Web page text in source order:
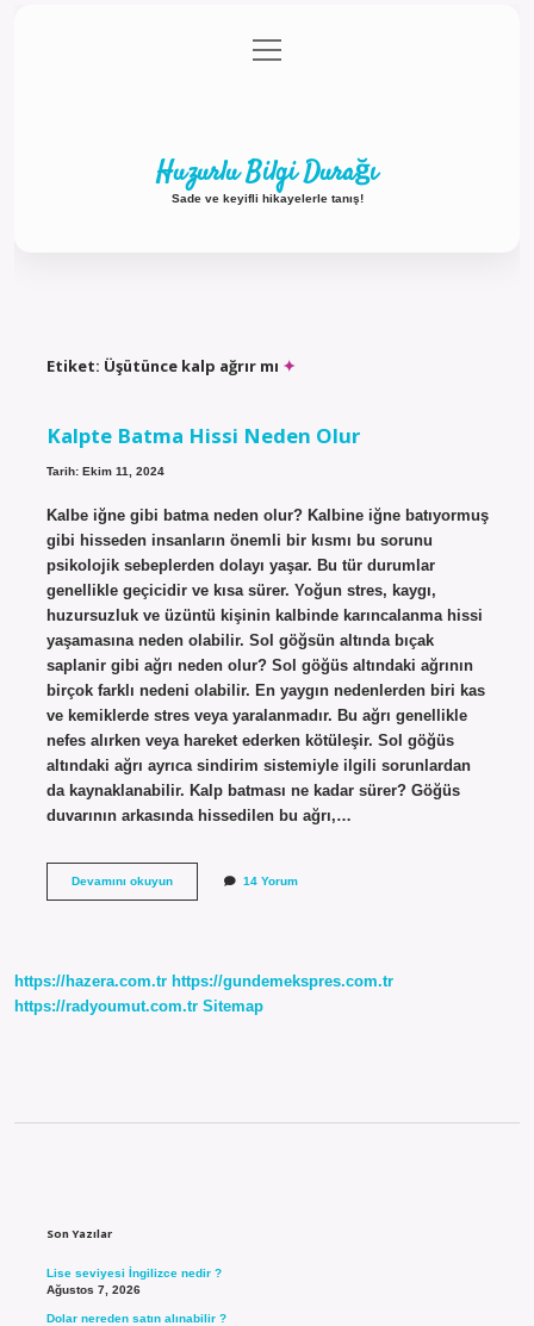
Gizlilik Politikası
menüyü
aç
Huzurlu Bilgi Durağı
Sade ve keyifli hikayelerle tanış!
Etiket: Üşütünce kalp ağrır mı
Kalpte Batma Hissi Neden Olur
Tarih: Ekim 11, 2024
Kalbe iğne gibi batma neden olur? Kalbine iğne batıyormuş
gibi hisseden insanların önemli bir kısmı bu sorunu
psikolojik sebeplerden dolayı yaşar. Bu tür durumlar
genellikle geçicidir ve kısa sürer. Yoğun stres, kaygı,
huzursuzluk ve üzüntü kişinin kalbinde karıncalanma hissi
yaşamasına neden olabilir. Sol göğsün altında bıçak
saplanir gibi ağrı neden olur? Sol göğüs altındaki ağrının
birçok farklı nedeni olabilir. En yaygın nedenlerden biri kas
ve kemiklerde stres veya yaralanmadır. Bu ağrı genellikle
nefes alırken veya hareket ederken kötüleşir. Sol göğüs
altındaki ağrı ayrıca sindirim sistemiyle ilgili sorunlardan
da kaynaklanabilir. Kalp batması ne kadar sürer? Göğüs
duvarının arkasında hissedilen bu ağrı,…
Devamını okuyunKalpte
14 Yorum
https://hazera.com.tr https://gundemekspres.com.tr
https://radyoumut.com.tr Sitemap
Son Yazılar
Lise seviyesi İngilizce nedir ?
Ağustos 7, 2026
Dolar nereden satın alınabilir ?